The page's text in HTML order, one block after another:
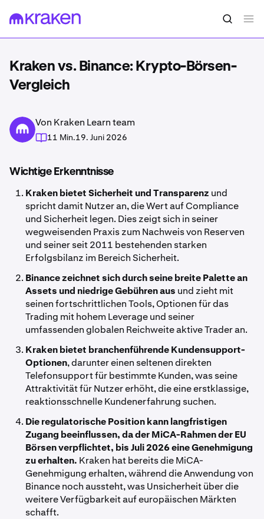
Kraken vs. Binance: Krypto-Börsen-
Vergleich
Von Kraken Learn team
11 Min.19. Juni 2026
Wichtige Erkenntnisse
Kraken bietet Sicherheit und Transparenz und
spricht damit Nutzer an, die Wert auf Compliance
und Sicherheit legen. Dies zeigt sich in seiner
wegweisenden Praxis zum Nachweis von Reserven
und seiner seit 2011 bestehenden starken
Erfolgsbilanz im Bereich Sicherheit.
Binance zeichnet sich durch seine breite Palette an
Assets und niedrige Gebühren aus und zieht mit
seinen fortschrittlichen Tools, Optionen für das
Trading mit hohem Leverage und seiner
umfassenden globalen Reichweite aktive Trader an.
Kraken bietet branchenführende Kundensupport-
Optionen, darunter einen seltenen direkten
Telefonsupport für bestimmte Kunden, was seine
Attraktivität für Nutzer erhöht, die eine erstklassige,
reaktionsschnelle Kundenerfahrung suchen.
Die regulatorische Position kann langfristigen
Zugang beeinflussen, da der MiCA-Rahmen der EU
Börsen verpflichtet, bis Juli 2026 eine Genehmigung
zu erhalten. Kraken hat bereits die MiCA-
Genehmigung erhalten, während die Anwendung von
Binance noch aussteht, was Unsicherheit über die
weitere Verfügbarkeit auf europäischen Märkten
schafft.